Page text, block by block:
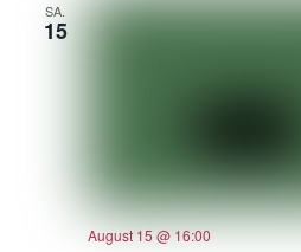
SA.
15
August 15 @ 16:00